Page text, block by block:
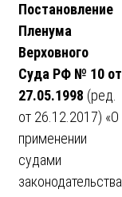
Постановление
Пленума
Верховного
Суда РФ № 10 от
27.05.1998 (ред.
от 26.12.2017) «О
применении
судами
законодательства